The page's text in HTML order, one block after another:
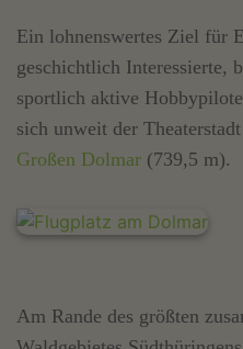
Ein lohnenswertes Ziel für
geschichtlich Interessierte,
sportlich aktive
sich unweit der Theaterstadt
Großen Dolmar (739,5 m).
Am Rande des größten